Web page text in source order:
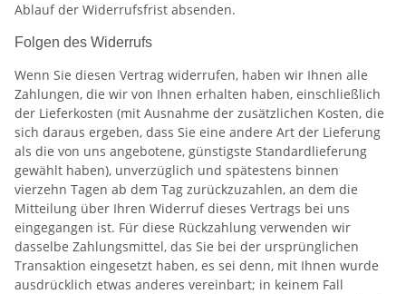
Ablauf der Widerrufsfrist absenden.
Folgen des Widerrufs
Wenn Sie diesen Vertrag widerrufen, haben wir Ihnen alle
Zahlungen, die wir von Ihnen erhalten haben, einschließlich
der Lieferkosten (mit Ausnahme der zusätzlichen Kosten, die
sich daraus ergeben, dass Sie eine andere Art der Lieferung
als die von uns angebotene, günstigste Standardlieferung
gewählt haben), unverzüglich und spätestens binnen
vierzehn Tagen ab dem Tag zurückzuzahlen, an dem die
Mitteilung über Ihren Widerruf dieses Vertrags bei uns
eingegangen ist. Für diese Rückzahlung verwenden wir
dasselbe Zahlungsmittel, das Sie bei der ursprünglichen
Transaktion eingesetzt haben, es sei denn, mit Ihnen wurde
ausdrücklich etwas anderes vereinbart; in keinem Fall